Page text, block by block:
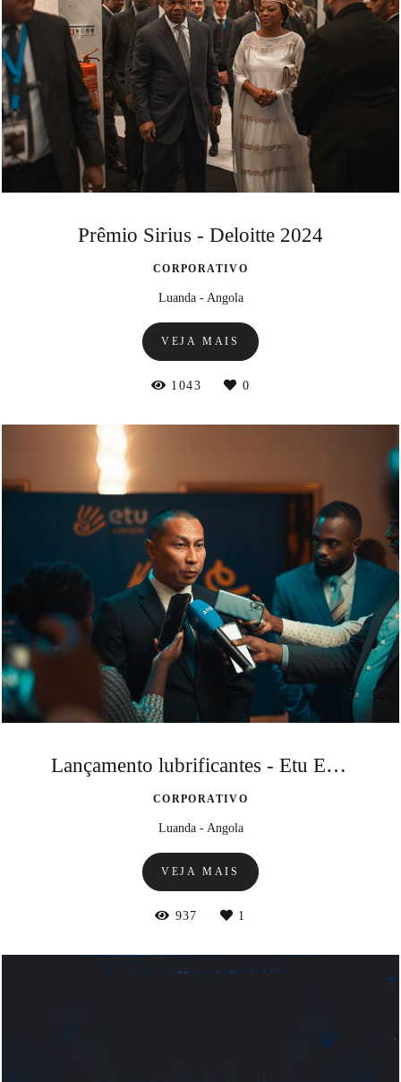
Prêmio Sirius - Deloitte 2024
CORPORATIVO
Luanda - Angola
VEJA MAIS
1043 0
Lançamento lubrificantes - Etu Energias
CORPORATIVO
Luanda - Angola
VEJA MAIS
937 1